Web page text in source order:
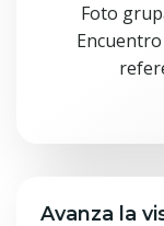
Foto
Avanza la